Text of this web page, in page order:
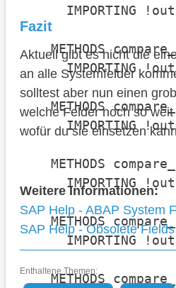
IMPORTING !out
METHODS
IMPORTING !out
METHODS
IMPORTING !out
METHODS
IMPORTING !out
METHODS
IMPORTING !out
METHODS
Fazit
Aktuell gibt es nicht die
an alle Systemfelder
solltest aber nun einen
welche Felder noch so
wofür du sie einsetzen
Weitere Informationen:
SAP Help - ABAP System
SAP Help - Obsolete Fields
Enthaltene Themen: